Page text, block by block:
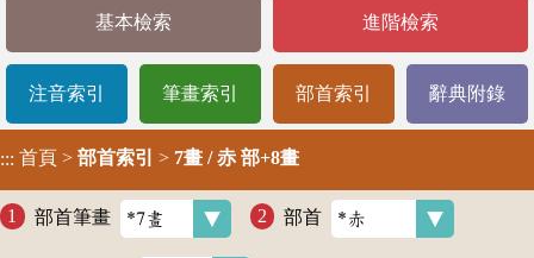
基本檢索 進階檢索
注音索引 筆畫索引 部首索引 辭典附錄
::: 首頁 > 部首索引 > 7畫 / 赤 部+8畫
部首筆畫 部首